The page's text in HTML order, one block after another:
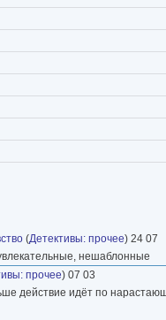
(Детективы: прочее) 24 07
нешаблонные
прочее) 07 03
действие идёт по